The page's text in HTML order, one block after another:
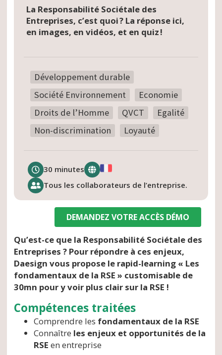
La Responsabilité Sociétale des
Entreprises, c’est quoi ? La réponse ici,
en images, en vidéos, et en quiz !
Développement durable
Société Environnement
Economie
Droits de l’Homme
QVCT
Egalité
Non-discrimination
Loyauté
30 minutes
Tous les collaborateurs de l’entreprise.
DEMANDEZ VOTRE ACCÈS DÉMO
Qu’est-ce que la Responsabilité Sociétale des
Entreprises ? Pour répondre à ces enjeux,
Daesign vous propose le rapid-learning « Les
fondamentaux de la RSE » customisable de
30mn pour y voir plus clair sur la RSE !
Compétences traitées
Comprendre les fondamentaux de la RSE
Connaître les enjeux et opportunités de la
RSE en entreprise